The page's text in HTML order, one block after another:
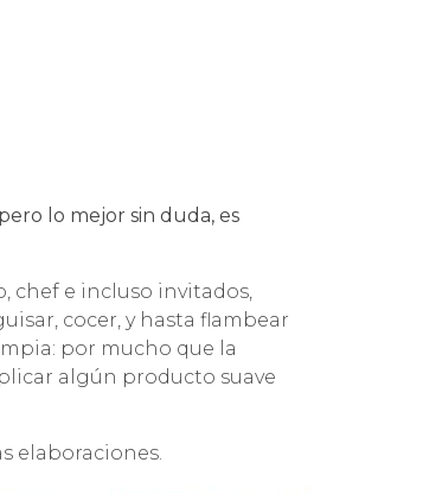
lo mejor sin duda, es
chef e incluso invitados,
cocer, y hasta flambear
por mucho que la
algún producto suave
elaboraciones.